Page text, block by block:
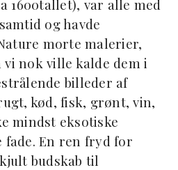
1600tallet), var alle med
og havde
morte malerier,
vi nok ville kalde dem i
billeder af
kød, fisk, grønt, vin,
mindst eksotiske
fade. En ren fryd for
budskab til